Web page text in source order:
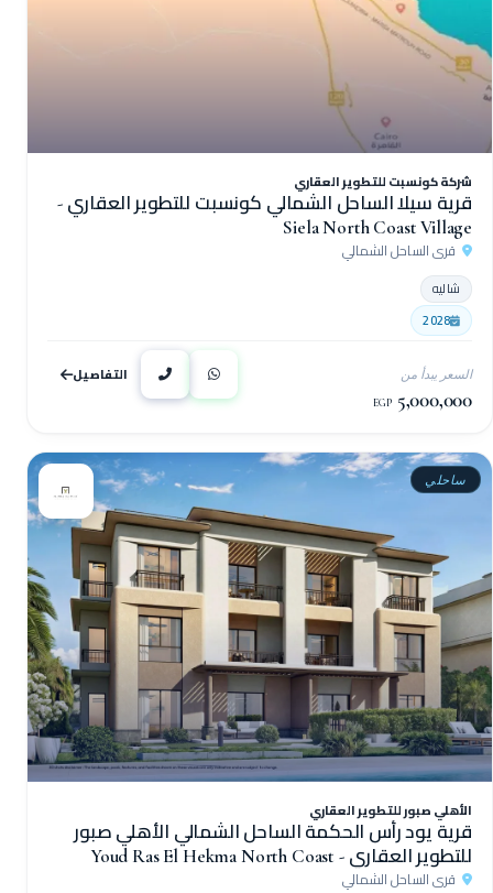
شركة كونسبت للتطوير العقاري
قرية سيلا الساحل الشمالي كونسبت للتطوير العقاري -
Siela North Coast Village
قرى الساحل الشمالي
شاليه
2028
السعر يبدأ من
5,000,000
EGP
التفاصيل
ساحلي
الأهلي صبور للتطوير العقاري
قرية يود رأس الحكمة الساحل الشمالي الأهلي صبور
للتطوير العقاري - Youd Ras El Hekma North Coast
Village
قرى الساحل الشمالي